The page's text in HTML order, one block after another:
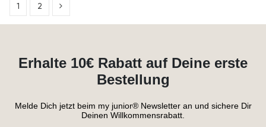
1 2
Erhalte 10€ Rabatt auf Deine erste
Bestellung
Melde Dich jetzt beim my junior® Newsletter an und sichere Dir
Deinen Willkommensrabatt.